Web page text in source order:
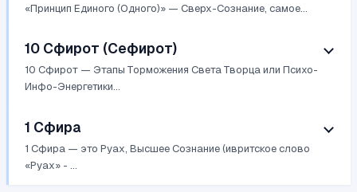
«Принцип Единого (Одного)» — Сверх-Сознание, самое...
10 Сфирот (Сефирот)
10 Сфирот — Этапы Торможения Света Творца или Психо-
Инфо-Энергетики...
1 Сфира
1 Сфира — это Руах, Высшее Сознание (ивритское слово
«Руах» - ...